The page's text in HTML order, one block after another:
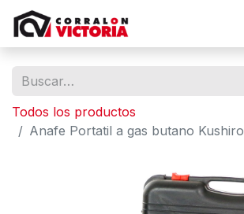
Todos los productos
Anafe Portatil a gas butano Kushiro